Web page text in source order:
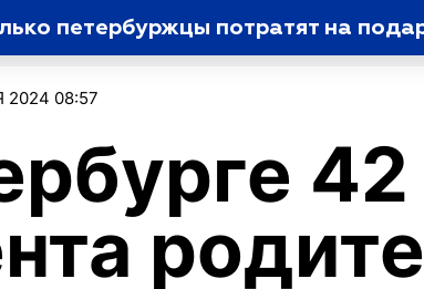
петербуржцы потратят на
2024 08:57
42